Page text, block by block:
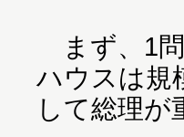
まず、1
ハウスは規
して総理が